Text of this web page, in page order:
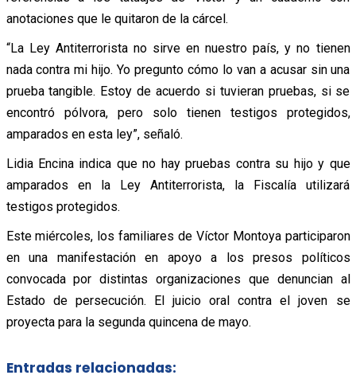
anotaciones que le quitaron de la cárcel.
“La Ley Antiterrorista no sirve en nuestro país, y no tienen
nada contra mi hijo. Yo pregunto cómo lo van a acusar sin una
prueba tangible. Estoy de acuerdo si tuvieran pruebas, si se
encontró pólvora, pero solo tienen testigos protegidos,
amparados en esta ley”, señaló.
Lidia Encina indica que no hay pruebas contra su hijo y que
amparados en la Ley Antiterrorista, la Fiscalía utilizará
testigos protegidos.
Este miércoles, los familiares de Víctor Montoya participaron
en una manifestación en apoyo a los presos políticos
convocada por distintas organizaciones que denuncian al
Estado de persecución. El juicio oral contra el joven se
proyecta para la segunda quincena de mayo.
Entradas relacionadas: